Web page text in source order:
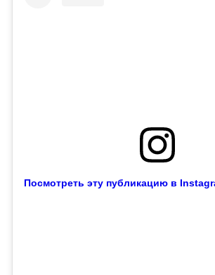
Посмотреть эту публикацию в